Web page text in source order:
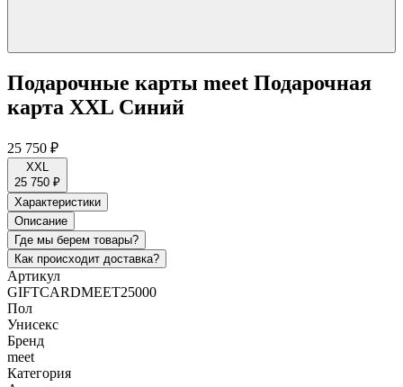
Подарочные карты meet Подарочная
карта XXL Синий
25 750 ₽
XXL
25 750 ₽
Характеристики
Описание
Где мы берем товары?
Как происходит доставка?
Артикул
GIFTCARDMEET25000
Пол
Унисекс
Бренд
meet
Категория